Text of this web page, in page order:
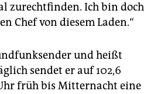
zurechtfinden. Ich bin doch
Chef von diesem Laden.“
und heißt
sendet er auf 102,6
früh bis Mitternacht eine